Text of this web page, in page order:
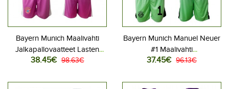
Bayern Munich Maalivahti
Jalkapallovaatteet Lasten
Kolmas peliasu 2025-26
housut)
38.45€ 98.63€
Bayern Munich Manuel Neuer
#1 Maalivahti
Jalkapallovaatteet Lasten
Lyhythihainen (+ Lyhyet
37.45€ 96.13€